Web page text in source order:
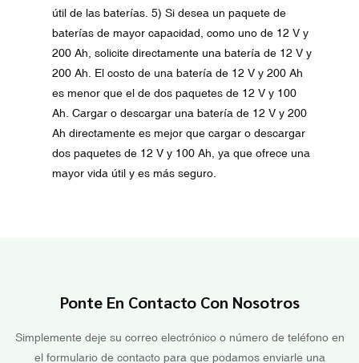
útil de las baterías. 5) Si desea un paquete de
baterías de mayor capacidad, como uno de 12 V y
200 Ah, solicite directamente una batería de 12 V y
200 Ah. El costo de una batería de 12 V y 200 Ah
es menor que el de dos paquetes de 12 V y 100
Ah. Cargar o descargar una batería de 12 V y 200
Ah directamente es mejor que cargar o descargar
dos paquetes de 12 V y 100 Ah, ya que ofrece una
mayor vida útil y es más seguro.
Ponte En Contacto Con Nosotros
Simplemente deje su correo electrónico o número de teléfono en
el formulario de contacto para que podamos enviarle una